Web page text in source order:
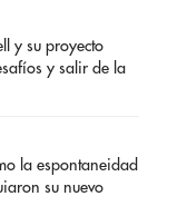
y su proyecto
y salir de la
la espontaneidad
su nuevo